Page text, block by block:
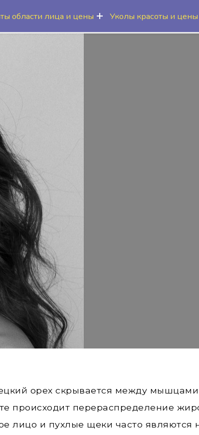
области лица и цены Уколы красоты и цены
орех скрывается между
происходит перераспределение
лицо и пухлые щеки часто являются